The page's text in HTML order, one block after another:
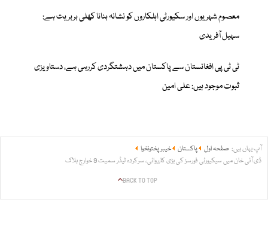
معصوم شہریوں اور سکیورٹی اہلکاروں کو نشانہ بنانا کھلی بربریت ہے:
سہیل آفریدی
ٹی ٹی پی افغانستان سے پاکستان میں دہشتگردی کررہی ہے، دستاویزی
ثبوت موجود ہیں: علی امین
آپ یہاں ہیں: صفحہ اول پاکستان
خیبر پختونخوا
ڈی آئی خان میں سیکیورٹی فورسز کی بڑی کارروائی، سرکردہ لیڈر سمیت 9 خوارج ہلاک
BACK TO TOP